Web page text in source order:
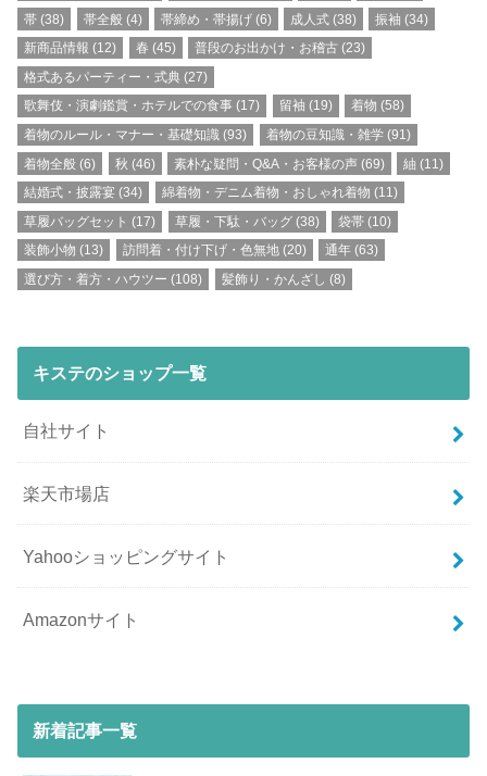
帯 (38) 帯全般(4) 帯締め・帯揚げ(6) 成人式 (38) 振袖 (34)
新商品情報 (12) 春 (45) 普段のお出かけ・お稽古(23)
格式あるパーティー・式典 (27)
歌舞伎・演劇鑑賞・ホテルでの食事 (17) 留袖 (19) 着物 (58)
着物のルール・マナー・基礎知識 (93) 着物の豆知識・雑学(91)
着物全般 (6) 秋 (46) 素朴な疑問・Q&A・お客様の声(69) 紬 (11)
結婚式・披露宴 (34) 綿着物・デニム着物・おしゃれ着物 (11)
草履バッグセット (17) 草履・下駄・バッグ(38) 袋帯(10)
装飾小物 (13) 訪問着・付け下げ・色無地(20) 通年(63)
選び方・着方・ハウツー (108) 髪飾り・かんざし (8)
キステのショップ一覧
自社サイト
楽天市場店
Yahooショッピングサイト
Amazonサイト
新着記事一覧